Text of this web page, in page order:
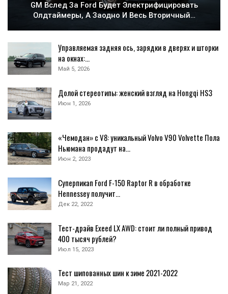
GM Вслед За Ford Будет Электрифицировать
Олдтаймеры, А Заодно И Весь Вторичный…
Управляемая задняя ось, зарядки в дверях и шторки
на окнах:…
Май 5, 2026
Долой стереотипы: женский взгляд на Hongqi HS3
Июн 1, 2026
«Чемодан» с V8: уникальный Volvo V90 Volvette Пола
Ньюмана продадут на…
Июн 2, 2023
Суперпикап Ford F-150 Raptor R в обработке
Hennessey получит…
Дек 22, 2022
Тест-драйв Exeed LX AWD: стоит ли полный привод
400 тысяч рублей?
Июл 15, 2023
Тест шипованных шин к зиме 2021-2022
Мар 21, 2022